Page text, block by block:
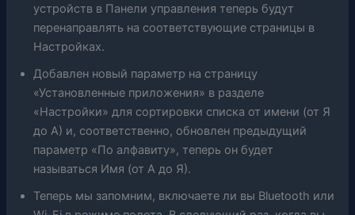
устройств в Панели управления теперь будут
перенаправлять на соответствующие страницы в
Настройках.
Добавлен новый параметр на страницу
«Установленные приложения» в разделе
«Настройки» для сортировки списка от имени (от Я
до А) и, соответственно, обновлен предыдущий
параметр «По алфавиту», теперь он будет
называться Имя (от А до Я).
Теперь мы запомним, включаете ли вы Bluetooth или